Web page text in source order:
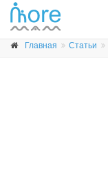
Главная Статьи